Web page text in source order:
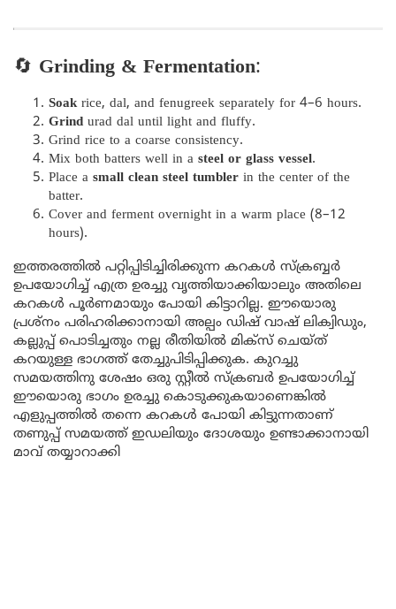
🔄 Grinding & Fermentation:
Soakrice, dal, and fenugreek separately for 4–6 hours.
Grind urad dal until light and fluffy.
Grind rice to a coarse consistency.
Mix both batters well in a steel or glass vessel.
Place a small clean steel tumbler in the center of the
batter.
Cover and ferment overnight in a warm place (8–12
hours).
ഇത്തരത്തിൽ പറ്റിപ്പിടിച്ചിരിക്കുന്ന കറകൾ സ്‌ക്രബ്ബർ
ഉപയോഗിച്ച് എത്ര ഉരച്ചു വൃത്തിയാക്കിയാലും അതിലെ
കറകൾ പൂർണമായും പോയി കിട്ടാറില്ല. ഈയൊരു
പ്രശ്നം പരിഹരിക്കാനായി അല്പം ഡിഷ് വാഷ് ലിക്വിഡും,
കല്ലുപ്പ് പൊടിച്ചതും നല്ല രീതിയിൽ മിക്സ് ചെയ്ത്
കറയുള്ള ഭാഗത്ത് തേച്ചുപിടിപ്പിക്കുക. കുറച്ചു
സമയത്തിനു ശേഷം ഒരു സ്റ്റീൽ സ്ക്രബർ ഉപയോഗിച്ച്
ഈയൊരു ഭാഗം ഉരച്ചു കൊടുക്കുകയാണെങ്കിൽ
എളുപ്പത്തിൽ തന്നെ കറകൾ പോയി കിട്ടുന്നതാണ്
തണുപ്പ് സമയത്ത് ഇഡലിയും ദോശയും ഉണ്ടാക്കാനായി
മാവ് തയ്യാറാക്കി